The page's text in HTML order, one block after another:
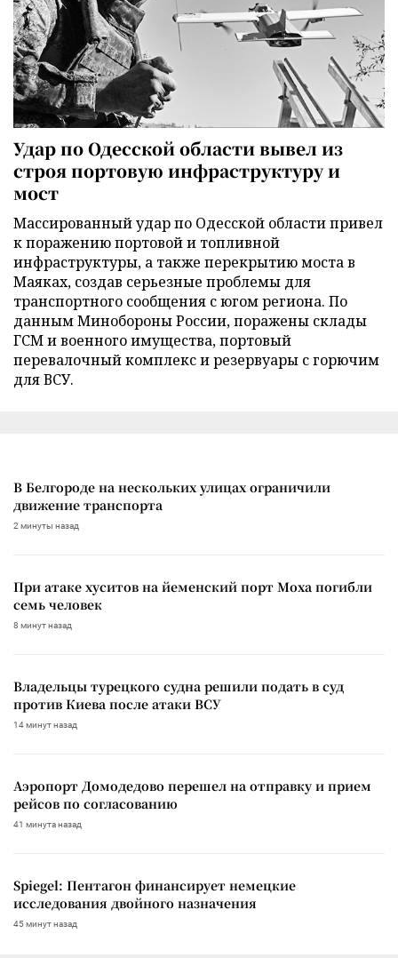
Удар по Одесской области вывел из
строя портовую инфраструктуру и
мост
Массированный удар по Одесской области привел
к поражению портовой и топливной
инфраструктуры, а также перекрытию моста в
Маяках, создав серьезные проблемы для
транспортного сообщения с югом региона. По
данным Минобороны России, поражены склады
ГСМ и военного имущества, портовый
перевалочный комплекс и резервуары с горючим
для ВСУ.
В Белгороде на нескольких улицах ограничили
движение транспорта
2 минуты назад
При атаке хуситов на йеменский порт Моха погибли
семь человек
8 минут назад
Владельцы турецкого судна решили подать в суд
против Киева после атаки ВСУ
14 минут назад
Аэропорт Домодедово перешел на отправку и прием
рейсов по согласованию
41 минута назад
Spiegel: Пентагон финансирует немецкие
исследования двойного назначения
45 минут назад